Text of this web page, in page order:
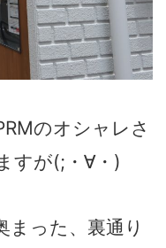
のオシャレさ
すが(;・∀・)
まった、裏通り